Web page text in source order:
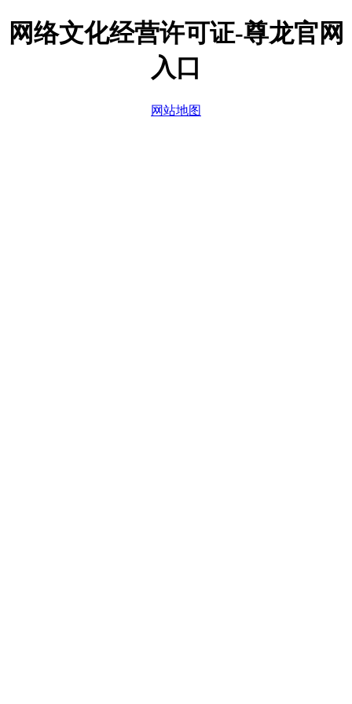
网络文化经营许可证-尊龙官网
入口
网站地图